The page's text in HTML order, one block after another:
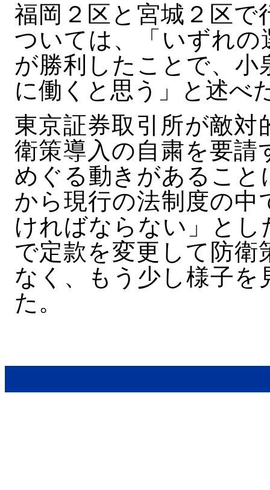
福岡２区と宮城２区で
ついては、「いずれの
が勝利したことで、
に働くと思う」と述べ
東京証券取引所が敵対
衛策導入の自粛を要請
めぐる動きがあること
から現行の法制度の中
ければならない」と
で定款を変更して防
なく、もう少し様子
た。